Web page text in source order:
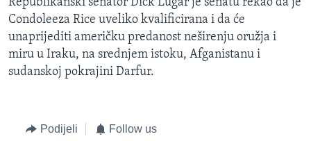
Jezici
Condoleeza Rice uveliko kvalificirana i da će
unaprijediti američku predanost neširenju oružja i
miru u Iraku, na srednjem istoku, Afganistanu i
sudanskoj pokrajini Darfur.
Podijeli Follow us